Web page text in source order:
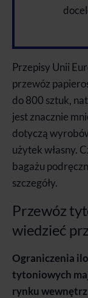
Przepisy Unii
przewóz
do 800 sztuk,
jest znacznie
dotyczą
użytek własny.
bagażu
szczegóły.
Przewóz
wiedzieć
Ograniczenia
tytoniowych
rynku